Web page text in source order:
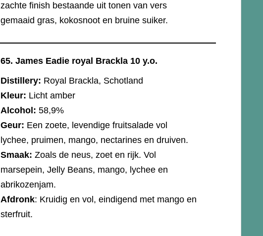
zachte finish bestaande uit tonen van vers
gemaaid gras, kokosnoot en bruine suiker.
65. James Eadie royal Brackla 10 y.o.
Distillery: Royal Brackla, Schotland
Kleur: Licht amber
Alcohol: 58,9%
Geur: Een zoete, levendige fruitsalade vol
lychee, pruimen, mango, nectarines en druiven.
Smaak: Zoals de neus, zoet en rijk. Vol
marsepein, Jelly Beans, mango, lychee en
abrikozenjam.
Afdronk: Kruidig en vol, eindigend met mango en
sterfruit.